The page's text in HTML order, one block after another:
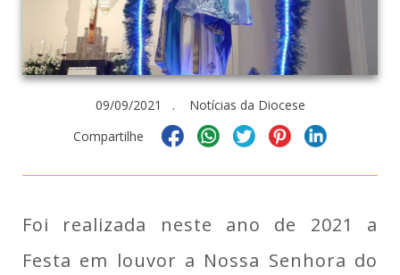
09/09/2021 . Notícias da Diocese
Compartilhe
Foi realizada neste ano de 2021 a
Festa em louvor a Nossa Senhora do